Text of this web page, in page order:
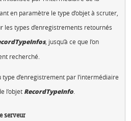
en paramètre le type d’objet à scruter,
les types d’enregistrements retournés
, jusqu’à ce que l’on
recherché.
d’enregistrement par l’intermédiaire
l’objet RecordTypeInfo
serveur